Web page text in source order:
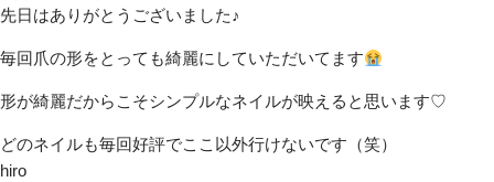
先日はありがとうございました♪
毎回爪の形をとっても綺麗にしていただいてます
形が綺麗だからこそシンプルなネイルが映えると思います♡
どのネイルも毎回好評でここ以外行けないです（笑）
hiro